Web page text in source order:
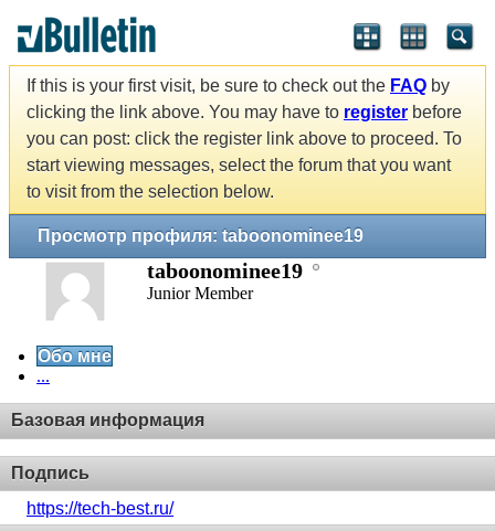
If this is your first visit, be sure to check out the FAQ by
clicking the link above. You may have to register before
you can post: click the register link above to proceed. To
start viewing messages, select the forum that you want
to visit from the selection below.
Просмотр профиля: taboonominee19
taboonominee19
Junior Member
Обо мне
...
Базовая информация
Подпись
https://tech-best.ru/